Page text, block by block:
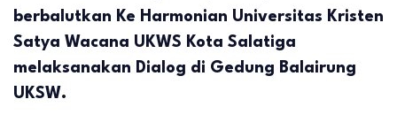
berbalutkan Ke Harmonian Universitas Kristen
Satya Wacana UKWS Kota Salatiga
melaksanakan Dialog di Gedung Balairung
UKSW.